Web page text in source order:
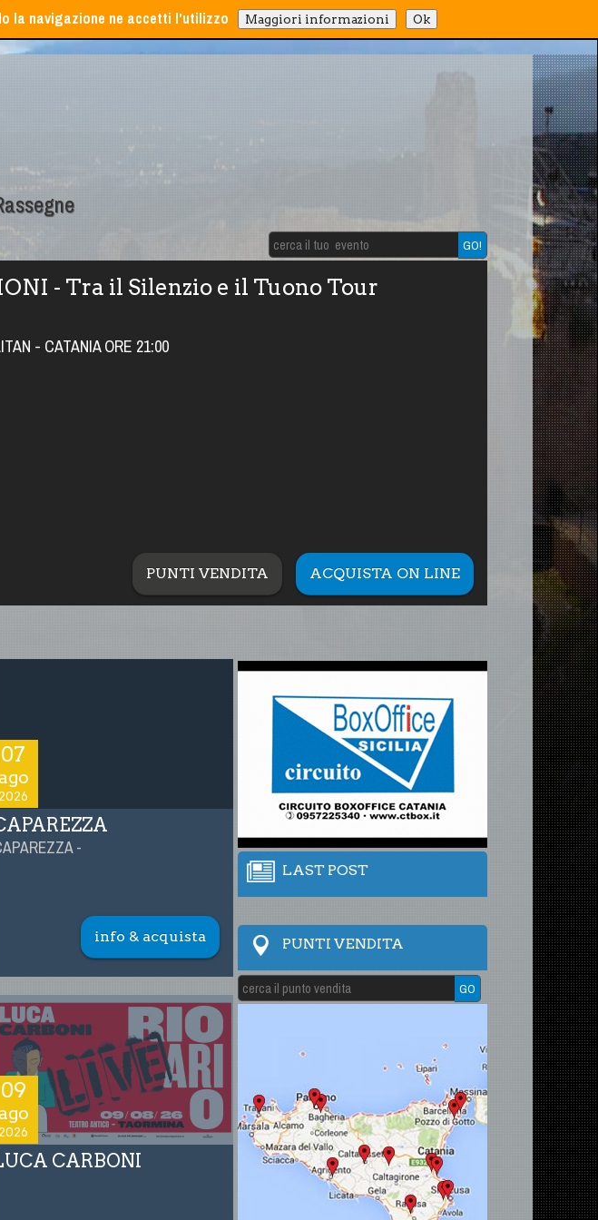
- Tra il Silenzio e il Tuono Tour
- CATANIA ORE 21:00
ACQUISTA ON LINE
PUNTI VENDITA
07
ago
2026
-
info & acquista
09
ago
2026
CARBONI
LAST POST
PUNTI VENDITA
la navigazione ne accetti l'utilizzo Maggiori informazioni Ok